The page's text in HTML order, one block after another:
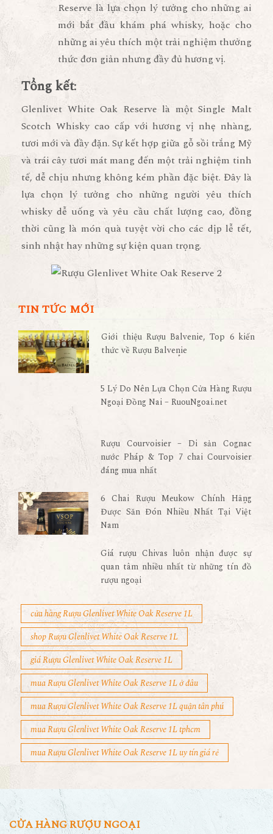
Reserve là lựa chọn lý tưởng cho những ai
mới bắt đầu khám phá whisky, hoặc cho
những ai yêu thích một trải nghiệm thưởng
thức đơn giản nhưng đầy đủ hương vị.
Tổng kết:
Glenlivet White Oak Reserve là mộtSingle Malt
Scotch Whiskycao cấp với hương vị nhẹ nhàng,
tươi mới và đầy đặn. Sự kết hợp giữa gỗ sồi trắng Mỹ
và trái cây tươi mát mang đến một trải nghiệm tinh
tế, dễ chịu nhưng không kém phần đặc biệt. Đây là
lựa chọn lý tưởng cho những người yêu thích
whisky dễ uống và yêu cầu chất lượng cao, đồng
thời cũng là món quà tuyệt vời cho các dịp lễ tết,
sinh nhật hay những sự kiện quan trọng.
TIN TỨC MỚI
Giới thiệu Rượu Balvenie, Top 6 kiến
thức về Rượu Balvenie
5 Lý Do Nên Lựa Chọn Cửa Hàng Rượu
Ngoại Đồng Nai – RuouNgoai.net
Rượu Courvoisier – Di sản Cognac
nước Pháp & Top 7 chai Courvoisier
đáng mua nhất
6 Chai Rượu Meukow Chính Hãng
Được Săn Đón Nhiều Nhất Tại Việt
Nam
Giá rượu Chivas luôn nhận được sự
quan tâm nhiều nhất từ những tín đồ
rượu ngoại
cửa hàng Rượu Glenlivet White Oak Reserve 1L
shop Rượu Glenlivet White Oak Reserve 1L
giá Rượu Glenlivet White Oak Reserve 1L
mua Rượu Glenlivet White Oak Reserve 1L ở đâu
mua Rượu Glenlivet White Oak Reserve 1L quận tân phú
mua Rượu Glenlivet White Oak Reserve 1L tphcm
mua Rượu Glenlivet White Oak Reserve 1L uy tín giá rẻ
CỬA HÀNG RƯỢU NGOẠI